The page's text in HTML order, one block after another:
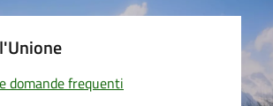
domande frequenti